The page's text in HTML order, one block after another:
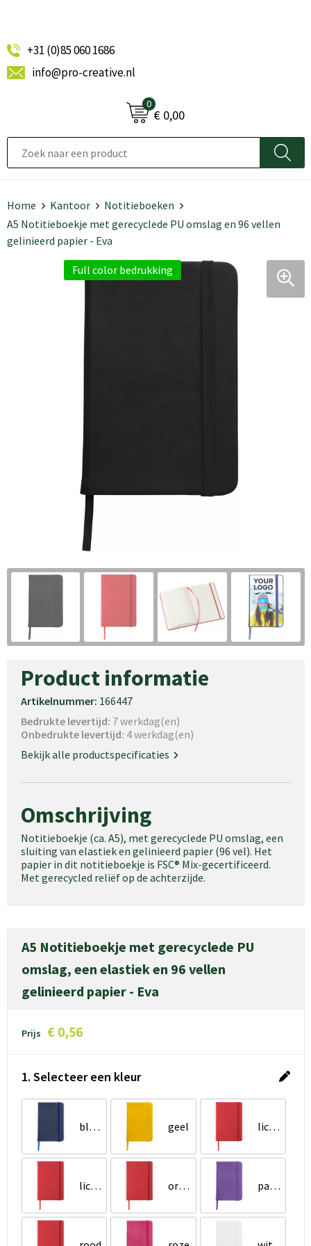
+31 (0)85 060 1686
info@pro-creative.nl
0
€ 0,00
Home Kantoor
Notitieboeken
A5 Notitieboekje met gerecyclede PU omslag en 96 vellen
gelinieerd papier - Eva
Full color bedrukking
Product informatie
Artikelnummer: 166447
Bedrukte levertijd: 7 werkdag(en)
Onbedrukte levertijd: 4 werkdag(en)
Bekijk alle productspecificaties
Omschrijving
Notitieboekje (ca. A5), met gerecyclede PU omslag, een
sluiting van elastiek en gelinieerd papier (96 vel). Het
papier in dit notitieboekje is FSC® Mix-gecertificeerd.
Met gerecycled reliëf op de achterzijde.
A5 Notitieboekje met gerecyclede PU
omslag, een elastiek en 96 vellen
gelinieerd papier - Eva
Prijs € 0,56
1. Selecteer een kleur
blauw geel lichtblauw
lichtgroen oranje paars